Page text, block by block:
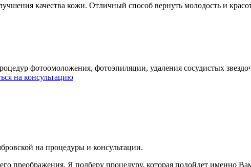
качества кожи. Отличный способ вернуть молодость и
фотоомоложения, фотоэпиляции, удаления сосудистых
на консультацию
на процедуры и консультации.
преображения. Я подберу процедуру, которая подойдет именно